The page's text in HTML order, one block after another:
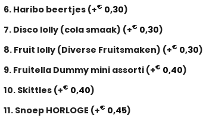
6. Haribo beertjes (+€ 0,30)
7. Disco lolly (cola smaak) (+€ 0,30)
8. Fruit lolly (Diverse Fruitsmaken) (+€ 0,30)
9. Fruitella Dummy mini assorti (+€ 0,40)
10. Skittles (+€ 0,40)
11. Snoep HORLOGE (+€ 0,45)